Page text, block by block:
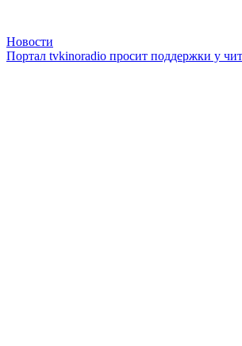
Новости
Портал tvkinoradio просит поддержки у